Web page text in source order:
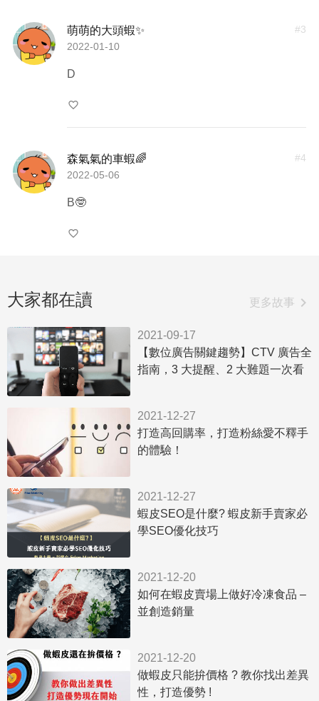
萌萌的大頭蝦✨
2022-01-10
D
favorite_border
#3
森氣氣的車蝦🌈
2022-05-06
B🤓
favorite_border
#4
大家都在讀 更多故事 chevron_right
2021-09-17
【數位廣告關鍵趨勢】CTV 廣告全
指南，3 大提醒、2 大難題一次看
2021-12-27
打造高回購率，打造粉絲愛不釋手
的體驗！
2021-12-27
蝦皮SEO是什麼? 蝦皮新手賣家必
學SEO優化技巧
2021-12-20
如何在蝦皮賣場上做好冷凍食品 –
並創造銷量
2021-12-20
做蝦皮只能拚價格 ? 教你找出差異
性，打造優勢 !